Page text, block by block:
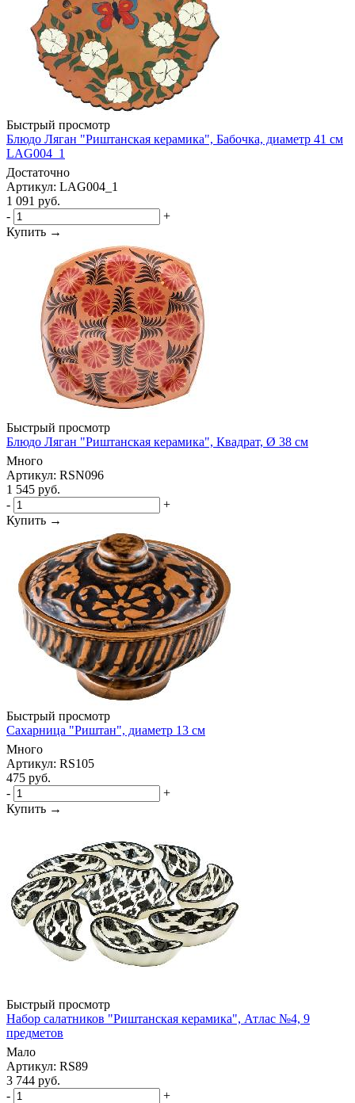
Быстрый просмотр
Блюдо Ляган "Риштанская керамика", Бабочка, диаметр 41 см
LAG004_1
Достаточно
Артикул: LAG004_1
1 091 руб.
-
+
Купить →
Быстрый просмотр
Блюдо Ляган "Риштанская керамика", Квадрат, Ø 38 см
Много
Артикул: RSN096
1 545 руб.
-
+
Купить →
Быстрый просмотр
Сахарница "Риштан", диаметр 13 см
Много
Артикул: RS105
475 руб.
-
+
Купить →
Быстрый просмотр
Набор салатников "Риштанская керамика", Атлас №4, 9
предметов
Мало
Артикул: RS89
3 744 руб.
-
+